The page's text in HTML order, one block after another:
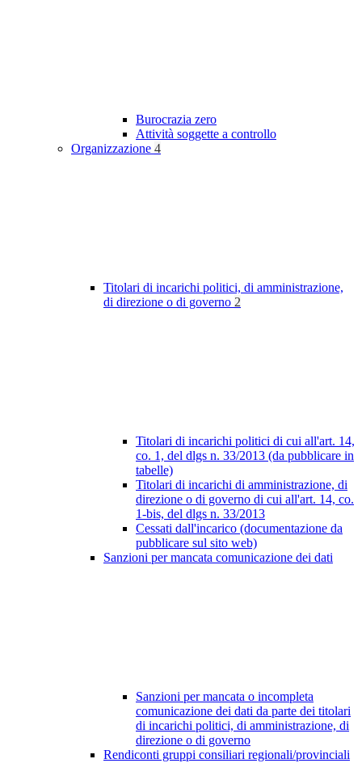
Burocrazia zero
Attività soggette a controllo
Organizzazione 4
Titolari di incarichi politici, di amministrazione,
di direzione o di governo 2
Titolari di incarichi politici di cui all'art. 14,
co. 1, del dlgs n. 33/2013 (da pubblicare in
tabelle)
Titolari di incarichi di amministrazione, di
direzione o di governo di cui all'art. 14, co.
1-bis, del dlgs n. 33/2013
Cessati dall'incarico (documentazione da
pubblicare sul sito web)
Sanzioni per mancata comunicazione dei dati
Sanzioni per mancata o incompleta
comunicazione dei dati da parte dei titolari
di incarichi politici, di amministrazione, di
direzione o di governo
Rendiconti gruppi consiliari regionali/provinciali